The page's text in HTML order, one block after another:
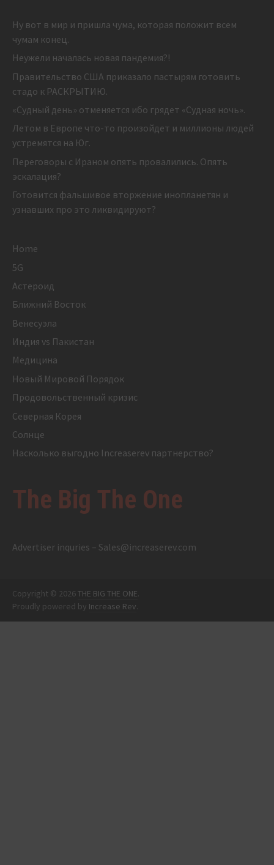
Ну вот в мир и пришла чума, которая положит всем
чумам конец.
Неужели началась новая пандемия?!
Правительство США приказало пастырям готовить
стадо к РАСКРЫТИЮ.
«Судный день» отменяется ибо грядет «Судная ночь».
Летом в Европе что-то произойдет и миллионы людей
устремятся на Юг.
Переговоры с Ираном опять провалились. Опять
эскалация?
Готовится фальшивое вторжение инопланетян и
узнавших про это ликвидируют?
Home
5G
Астероид
Ближний Восток
Венесуэла
Индия vs Пакистан
Медицина
Новый Мировой Порядок
Продовольственный кризис
Северная Корея
Солнце
Насколько выгодно Increaserev партнерство?
The Big The One
Advertiser inquries – Sales@increaserev.com
Copyright © 2026THE BIG THE ONE.
Proudly powered by Increase Rev.